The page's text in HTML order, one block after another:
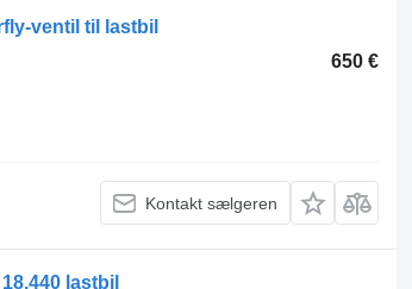
ventil til lastbil
650 €
Kontakt sælgeren
lastbil